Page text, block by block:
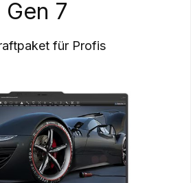
Gen 7
für Profis